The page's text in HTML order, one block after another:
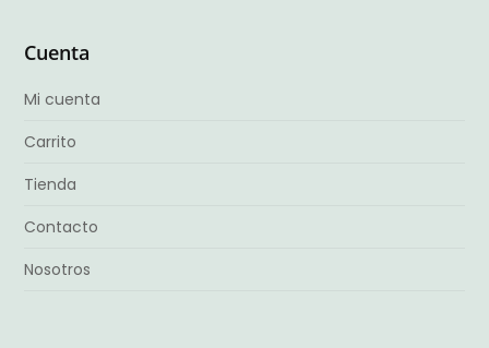
Cuenta
Mi cuenta
Carrito
Tienda
Contacto
Nosotros